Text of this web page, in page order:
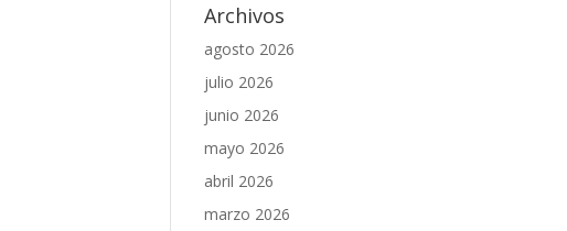
Archivos
agosto 2026
julio 2026
junio 2026
mayo 2026
abril 2026
marzo 2026